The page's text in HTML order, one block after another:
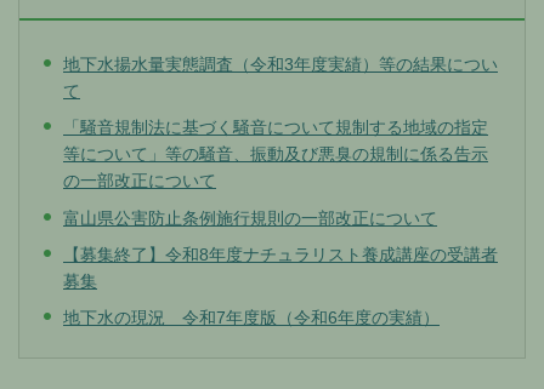
地下水揚水量実態調査（令和3年度実績）等の結果につい
て
「騒音規制法に基づく騒音について規制する地域の指定
等について」等の騒音、振動及び悪臭の規制に係る告示
の一部改正について
富山県公害防止条例施行規則の一部改正について
【募集終了】令和8年度ナチュラリスト養成講座の受講者
募集
地下水の現況 令和7年度版（令和6年度の実績）